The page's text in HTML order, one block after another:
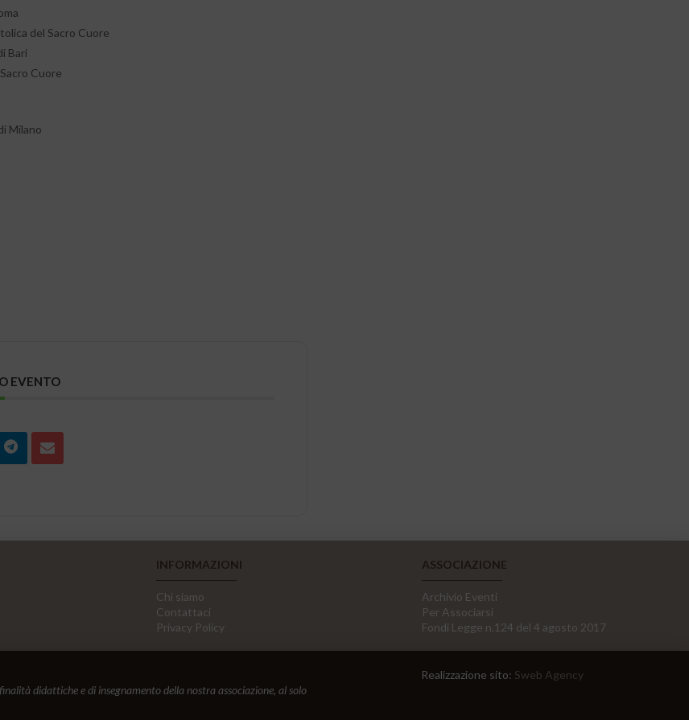
del Sacro Cuore
Bari
Cuore
Milano
EVENTO
INFORMAZIONI
Chi siamo
Contattaci
Privacy Policy
ASSOCIAZIONE
Archivio Eventi
Per Associarsi
Fondi Legge n.124 del 4 agosto 2017
didattiche e di insegnamento della nostra associazione, al solo
Realizzazione sito: Sweb Agency